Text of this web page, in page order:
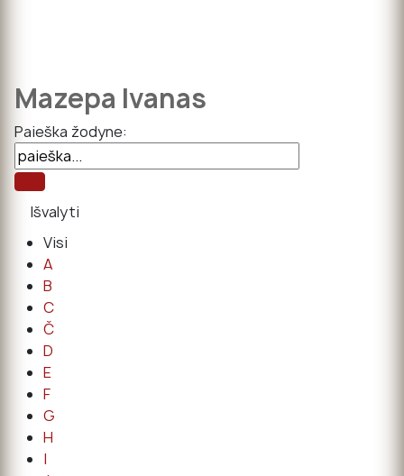
Mazepa Ivanas
Paieška žodyne:
Visi
A
B
C
Č
D
E
F
G
H
I